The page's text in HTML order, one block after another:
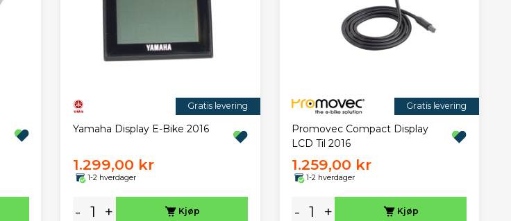
Gratis levering
Yamaha Display E-Bike 2016
1.299,00 kr
1-2 hverdager
- + Kjøp
Gratis levering
Promovec Compact Display
LCD Til 2016
1.259,00 kr
1-2 hverdager
- + Kjøp